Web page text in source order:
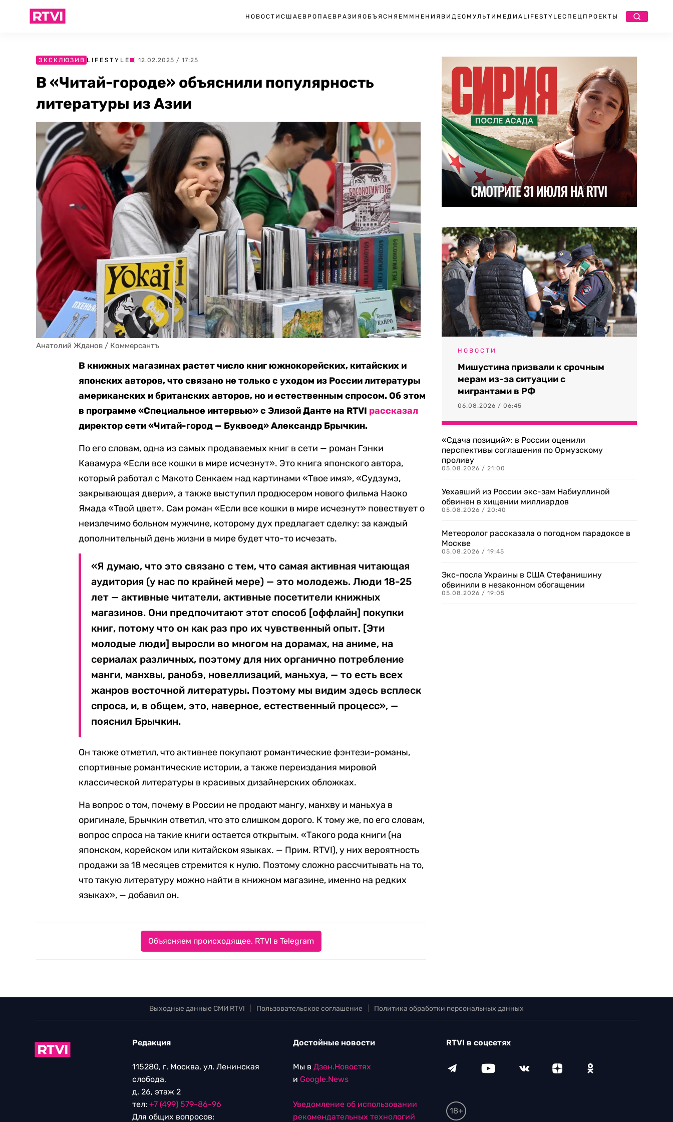
НОВОСТИ США ЕВРОПА ЕВРАЗИЯ ОБЪЯСНЯЕМ МНЕНИЯ ВИДЕО МУЛЬТИМЕДИА LIFESTYLEСПЕЦПРОЕКТЫ
ЭКСКЛЮЗИВ LIFESTYLE | 12.02.2025 / 17:25
В «Читай-городе» объяснили популярность
литературы из Азии
Анатолий Жданов / Коммерсантъ
В книжных магазинах растет число книг южнокорейских, китайских и
японских авторов, что связано не только с уходом из России литературы
американских и британских авторов, но и естественным спросом. Об этом
в программе «Специальное интервью» с Элизой Данте на RTVI рассказал
директор сети «Читай-город — Буквоед» Александр Брычкин.
По его словам, одна из самых продаваемых книг в сети — роман Гэнки
Кавамура «Если все кошки в мире исчезнут». Это книга японского автора,
который работал с Макото Сенкаем над картинами «Твое имя», «Судзумэ,
закрывающая двери», а также выступил продюсером нового фильма Наоко
Ямада «Твой цвет». Сам роман «Если все кошки в мире исчезнут» повествует о
неизлечимо больном мужчине, которому дух предлагает сделку: за каждый
дополнительный день жизни в мире будет что-то исчезать.
«Я думаю, что это связано с тем, что самая активная читающая
аудитория (у нас по крайней мере) — это молодежь. Люди 18-25
лет — активные читатели, активные посетители книжных
магазинов. Они предпочитают этот способ [оффлайн] покупки
книг, потому что он как раз про их чувственный опыт. [Эти
молодые люди] выросли во многом на дорамах, на аниме, на
сериалах различных, поэтому для них органично потребление
манги, манхвы, ранобэ, новеллизаций, маньхуа, — то есть всех
жанров восточной литературы. Поэтому мы видим здесь всплеск
спроса, и, в общем, это, наверное, естественный процесс», —
пояснил Брычкин.
Он также отметил, что активнее покупают романтические фэнтези-романы,
спортивные романтические истории, а также переиздания мировой
классической литературы в красивых дизайнерских обложках.
На вопрос о том, почему в России не продают мангу, манхву и маньхуа в
оригинале, Брычкин ответил, что это слишком дорого. К тому же, по его словам,
вопрос спроса на такие книги остается открытым. «Такого рода книги (на
японском, корейском или китайском языках. — Прим. RTVI), у них вероятность
продажи за 18 месяцев стремится к нулю. Поэтому сложно рассчитывать на то,
что такую литературу можно найти в книжном магазине, именно на редких
языках», — добавил он.
Объясняем происходящее. RTVI в Telegram
НОВОСТИ
Мишустина призвали к срочным
мерам из-за ситуации с
мигрантами в РФ
06.08.2026 / 06:45
«Сдача позиций»: в России оценили
перспективы соглашения по Ормузскому
проливу
05.08.2026 / 21:00
Уехавший из России экс-зам Набиуллиной
обвинен в хищении миллиардов
05.08.2026 / 20:40
Метеоролог рассказала о погодном парадоксе в
Москве
05.08.2026 / 19:45
Экс-посла Украины в США Стефанишину
обвинили в незаконном обогащении
05.08.2026 / 19:05
Выходные данные СМИ RTVI Пользовательское соглашение Политика обработки персональных данных
Редакция
115280, г. Москва, ул. Ленинская
слобода,
д. 26, этаж 2
тел: +7 (499) 579-86-96
Для общих вопросов:
Достойные новости
Мы в Дзен.Новостях
и Google.News
Уведомление об использовании
рекомендательных технологий
RTVI в соцсетях
18+